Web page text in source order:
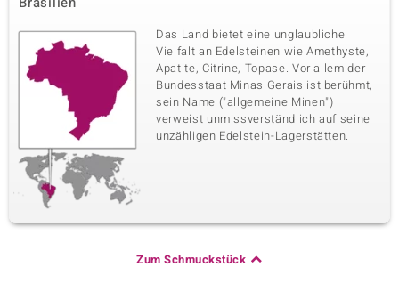
Das Land bietet eine unglaubliche
Vielfalt an Edelsteinen wie Amethyste,
Apatite, Citrine, Topase. Vor allem der
Bundesstaat Minas Gerais ist berühmt,
sein Name ("allgemeine Minen")
verweist unmissverständlich auf seine
unzähligen Edelstein-Lagerstätten.
Zum Schmuckstück